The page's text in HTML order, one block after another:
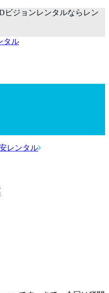
ビジョンレンタルならレン
レンタル